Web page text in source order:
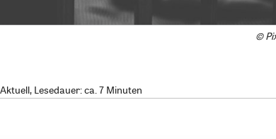
©
Lesedauer: ca. 7 Minuten